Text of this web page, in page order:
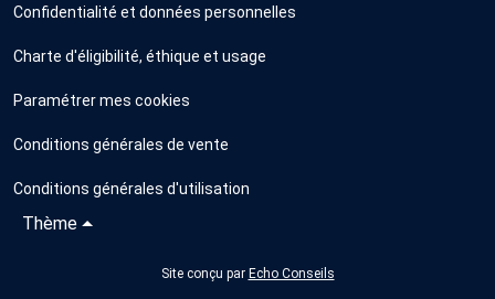
Confidentialité et données personnelles
Charte d'éligibilité, éthique et usage
Paramétrer mes cookies
Conditions générales de vente
Conditions générales d'utilisation
Thème
Site conçu par Echo Conseils